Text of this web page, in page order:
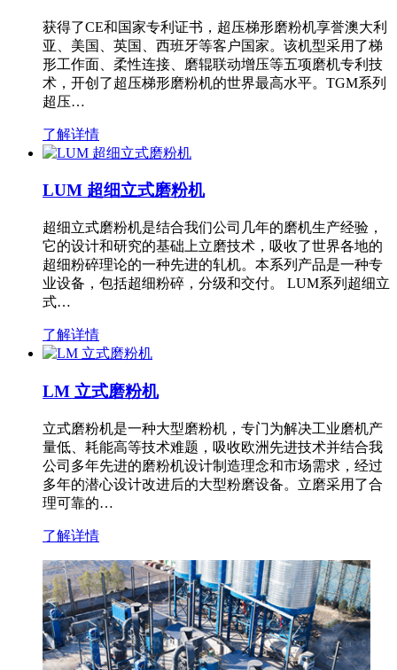
获得了CE和国家专利证书，超压梯形磨粉机享誉澳大利
亚、美国、英国、西班牙等客户国家。该机型采用了梯
形工作面、柔性连接、磨辊联动增压等五项磨机专利技
术，开创了超压梯形磨粉机的世界最高水平。TGM系列
超压…
了解详情
LUM 超细立式磨粉机
超细立式磨粉机是结合我们公司几年的磨机生产经验，
它的设计和研究的基础上立磨技术，吸收了世界各地的
超细粉碎理论的一种先进的轧机。本系列产品是一种专
业设备，包括超细粉碎，分级和交付。 LUM系列超细立
式…
了解详情
LM 立式磨粉机
立式磨粉机是一种大型磨粉机，专门为解决工业磨机产
量低、耗能高等技术难题，吸收欧洲先进技术并结合我
公司多年先进的磨粉机设计制造理念和市场需求，经过
多年的潜心设计改进后的大型粉磨设备。立磨采用了合
理可靠的…
了解详情